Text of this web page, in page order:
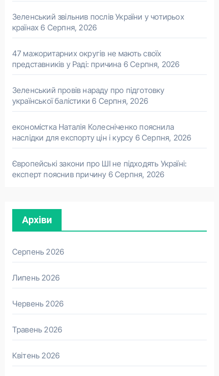
Зеленський звільнив послів України у чотирьох
країнах 6 Серпня, 2026
47 мажоритарних округів не мають своїх
представників у Раді: причина 6 Серпня, 2026
Зеленський провів нараду про підготовку
української балістики 6 Серпня, 2026
економістка Наталія Колесніченко пояснила
наслідки для експорту цін і курсу 6 Серпня, 2026
Європейські закони про ШІ не підходять Україні:
експерт пояснив причину 6 Серпня, 2026
Архіви
Серпень 2026
Липень 2026
Червень 2026
Травень 2026
Квітень 2026